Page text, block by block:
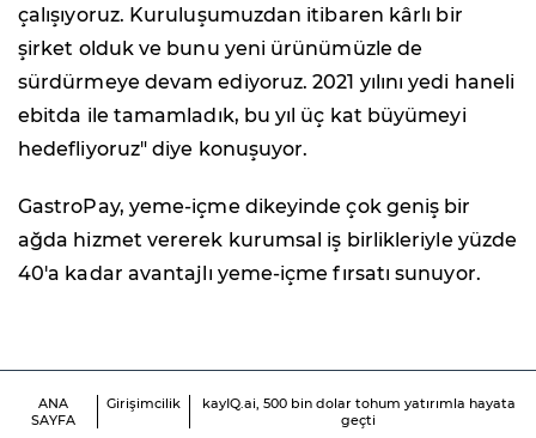
çalışıyoruz. Kuruluşumuzdan itibaren kârlı bir
şirket olduk ve bunu yeni ürünümüzle de
sürdürmeye devam ediyoruz. 2021 yılını yedi haneli
ebitda ile tamamladık, bu yıl üç kat büyümeyi
hedefliyoruz" diye konuşuyor.
GastroPay, yeme-içme dikeyinde çok geniş bir
ağda hizmet vererek kurumsal iş birlikleriyle yüzde
40'a kadar avantajlı yeme-içme fırsatı sunuyor.
ANA
SAYFA
Girişimcilik
kayIQ.ai, 500 bin dolar tohum yatırımla hayata
geçti